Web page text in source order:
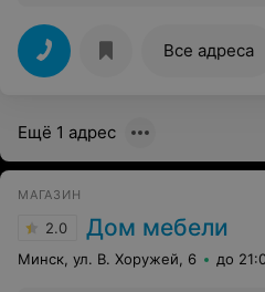
предложил докупить нужный
сделает. Я так и поступила,
сделал. Очень благодарна ему
входило в его обязанности, но
Все адреса
Ещё 1 адрес
МАГАЗИН
2.0 Дом мебели
Минск, ул. В. Хоружей, 6 до